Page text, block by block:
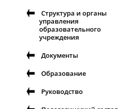
Структура и органы
управления
образовательного
учреждения
Документы
Образование
Руководство